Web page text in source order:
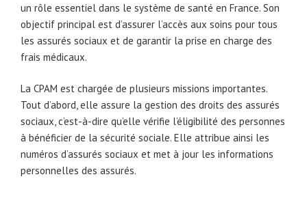
un rôle essentiel dans le système de santé en France. Son
objectif principal est d’assurer l’accès aux soins pour tous
les assurés sociaux et de garantir la prise en charge des
frais médicaux.
La CPAM est chargée de plusieurs missions importantes.
Tout d’abord, elle assure la gestion des droits des assurés
sociaux, c’est-à-dire qu’elle vérifie l’éligibilité des personnes
à bénéficier de la sécurité sociale. Elle attribue ainsi les
numéros d’assurés sociaux et met à jour les informations
personnelles des assurés.